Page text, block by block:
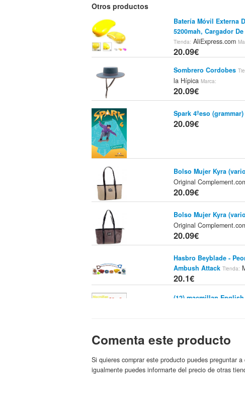
Otros productos
Batería Móvil Externa
5200mah, Cargador
Tienda: AliExpress.com
20.09€
Sombrero Cordobes
la HípicaMarca:
20.09€
Spark 4ºeso
20.09€
Bolso Mujer Kyra
Original
20.09€
Bolso Mujer Kyra
Original
20.09€
Hasbro Beyblade -
Ambush Attack Tienda:
20.1€
(12).macmillan
20.1€
Comenta este producto
Si quieres comprar este producto puedes preguntar
igualmente puedes informarte del precio de otras